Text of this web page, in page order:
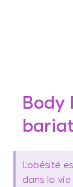
Body
L’obésité
dans la